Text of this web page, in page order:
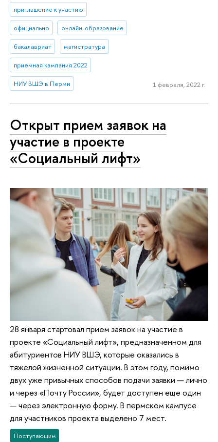
приглашение к участию
официально онлайн-образование
бакалавриат магистратура
приемная кампания 2022
НИУ ВШЭ в Перми 1 февраля, 2022 г.
Открыт прием заявок на
участие в проекте
«Социальный лифт»
28 января стартовал прием заявок на участие в
проекте «Социальный лифт», предназначенном для
абитуриентов НИУ ВШЭ, которые оказались в
тяжелой жизненной ситуации. В этом году, помимо
двух уже привычных способов подачи заявки — лично
и через «Почту России», будет доступен еще один
— через электронную форму. В пермском кампусе
для участников проекта выделено 7 мест.
Поступающим